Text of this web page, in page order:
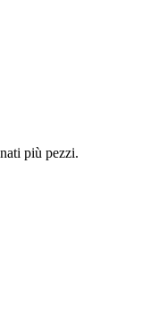
più pezzi.